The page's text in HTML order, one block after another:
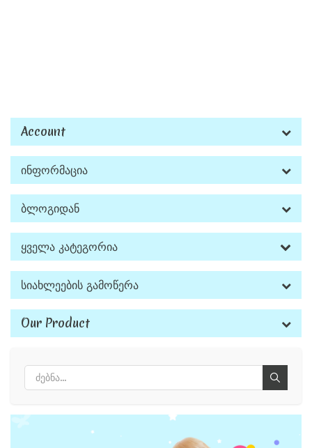
Account
Ინფორმაცია
Ბლოგიდან
Ყველა Კატეგორია
Სიახლეების Გამოწერა
Our Product